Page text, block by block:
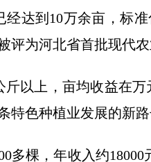
达到10万余亩，标
为河北省首批现代
以上，亩均收益在
特色种植业发展的新路
多棵，年收入约